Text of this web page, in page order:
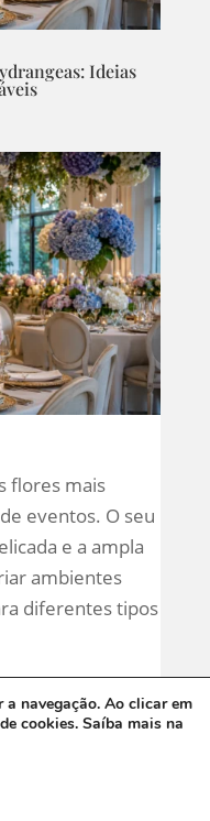
Ideias
flores mais
eventos. O seu
e a ampla
ambientes
diferentes tipos
espaços
navegação. Ao clicar em
cookies. Saíba mais na